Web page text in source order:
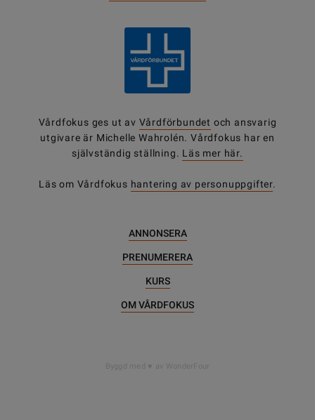
Vårdfokus ges ut av Vårdförbundet och ansvarig
utgivare är Michelle Wahrolén. Vårdfokus har en
självständig ställning. Läs mer här.
Läs om Vårdfokus hantering av personuppgifter.
ANNONSERA
PRENUMERERA
KURS
OM VÅRDFOKUS
Byggd med av WonderFour